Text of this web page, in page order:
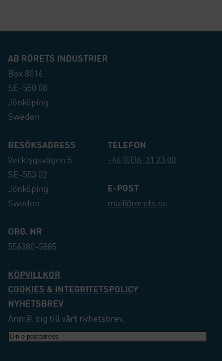
AB RÖRETS INDUSTRIER
Box 8016
SE-550 08
Jönköping
Sweden
BESÖKSADRESS
Verktygsvägen 5
SE-553 02
Jönköping
Sweden
TELEFON
+46 (0)36-31 23 00
E-POST
mail@rorets.se
ORG. NR
556380-5885
KÖPVILLKOR
COOKIES & INTEGRITETSPOLICY
NYHETSBREV
Anmäl dig till vårt nyhetsbrev.
E-